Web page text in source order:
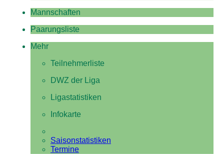
Mannschaften
Paarungsliste
Mehr
Teilnehmerliste
DWZ der Liga
Ligastatistiken
Infokarte
Saisonstatistiken
Termine